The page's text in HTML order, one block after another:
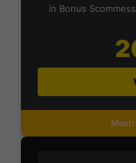
in Bonus